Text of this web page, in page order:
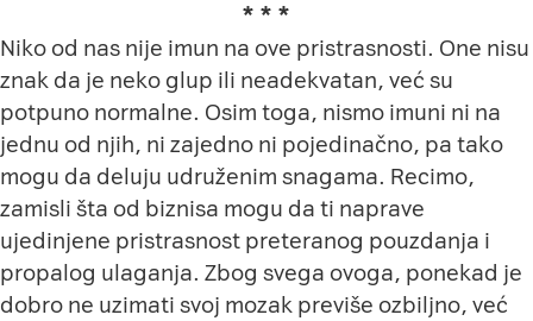
* * *
Niko od nas nije imun na ove pristrasnosti. One nisu
znak da je neko glup ili neadekvatan, već su
potpuno normalne. Osim toga, nismo imuni ni na
jednu od njih, ni zajedno ni pojedinačno, pa tako
mogu da deluju udruženim snagama. Recimo,
zamisli šta od biznisa mogu da ti naprave
ujedinjene pristrasnost preteranog pouzdanja i
propalog ulaganja. Zbog svega ovoga, ponekad je
dobro ne uzimati svoj mozak previše ozbiljno, već